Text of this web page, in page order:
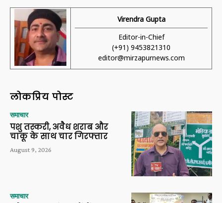
Virendra Gupta
Editor-in-Chief
(+91) 9453821310
editor@mirzapurnews.com
लोकप्रिय पोस्ट
समाचार
पशु तस्करी, अवैध शराब और
चाकू के साथ चार गिरफ्तार
August 9, 2026
समाचार